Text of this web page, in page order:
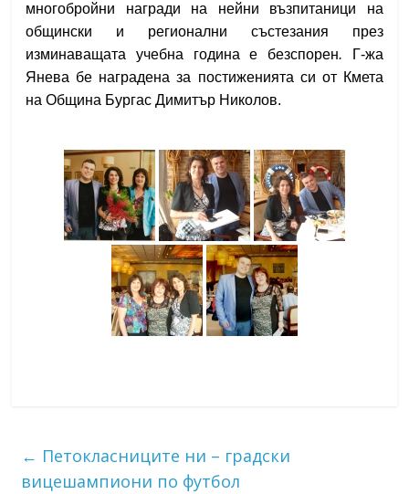
многобройни награди на нейни възпитаници на
общински и регионални състезания през
изминаващата учебна година е безспорен.
Г-жа
Янева бе наградена за постиженията си от Кмета
на Община Бургас Димитър Николов.
← Петокласниците ни – градски
вицешампиони по футбол